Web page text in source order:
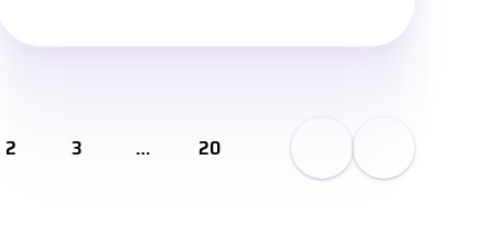
2 3 … 20